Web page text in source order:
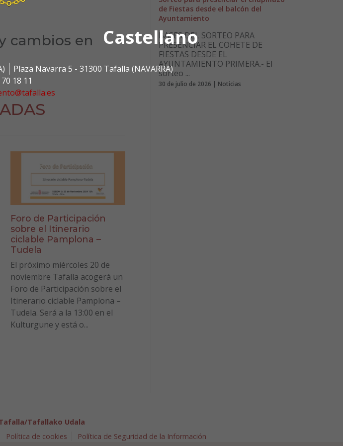
Castellano
Plaza Navarra 5 - 31300 Tafalla (NAVARRA)
18 11
cambios en
Foro de Participación
sobre el Itinerario
ciclable Pamplona –
Tudela
El próximo miércoles 20 de
noviembre Tafalla acogerá un
Foro de Participación sobre el
Itinerario ciclable Pamplona –
Tudela. Será a la 13:00 en el
Kulturgune y está o...
de Fiestas desde el balcón del
Ayuntamiento
BASES DEL SORTEO PARA
PRESENCIAR EL COHETE DE
FIESTAS DESDE EL
AYUNTAMIENTO PRIMERA.- El
sorteo ...
30 de julio de 2026 | Noticias
Tafallako Udala
Política de cookies Política de Seguridad de la Información